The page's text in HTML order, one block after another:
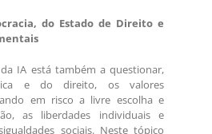
do Estado de Direito e
IA está também a questionar,
e do direito, os valores
em risco a livre escolha e
as liberdades individuais e
sociais. Neste tópico